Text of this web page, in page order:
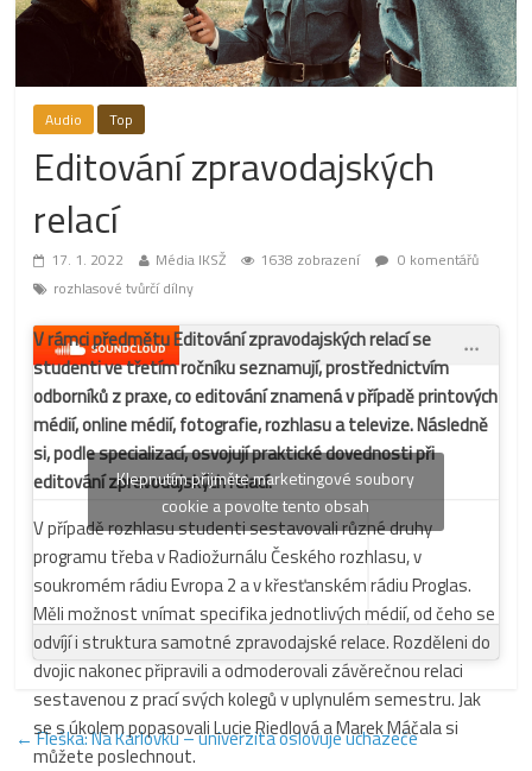
Audio Top
Editování zpravodajských
relací
17. 1. 2022 Média IKSŽ 1638 zobrazení
0 komentářů
rozhlasové tvůrčí dílny
V rámci předmětu Editování zpravodajských relací se
studenti ve třetím ročníku seznamují, prostřednictvím
odborníků z praxe, co editování znamená v případě printových
médií, online médií, fotografie, rozhlasu a televize. Následně
si, podle specializací, osvojují praktické dovednosti při
editování zpravodajských relací.
V případě rozhlasu studenti sestavovali různé druhy
programu třeba v Radiožurnálu Českého rozhlasu, v
soukromém rádiu Evropa 2 a v křesťanském rádiu Proglas.
Měli možnost vnímat specifika jednotlivých médií, od čeho se
odvíjí i struktura samotné zpravodajské relace. Rozděleni do
dvojic nakonec připravili a odmoderovali závěrečnou relaci
sestavenou z prací svých kolegů v uplynulém semestru. Jak
se s úkolem popasovali Lucie Riedlová a Marek Máčala si
můžete poslechnout.
Klepnutím přijměte marketingové soubory
cookie a povolte tento obsah
←Fleška: Na Karlovku – univerzita oslovuje uchazeče